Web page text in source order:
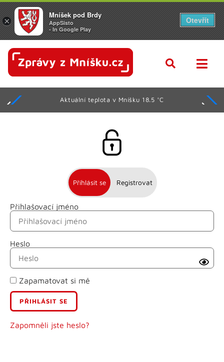
Aktuální teplota v Mníšku 18.5 °C
Přihlásit se Registrovat
Přihlašovací jméno
Heslo
Zapamatovat si mě
Zapomněli jste heslo?
Jméno
Příjmení
E-mail
Uživatelské jméno
×
Mníšek pod Brdy
AppSisto
- In Google Play
Otevřít